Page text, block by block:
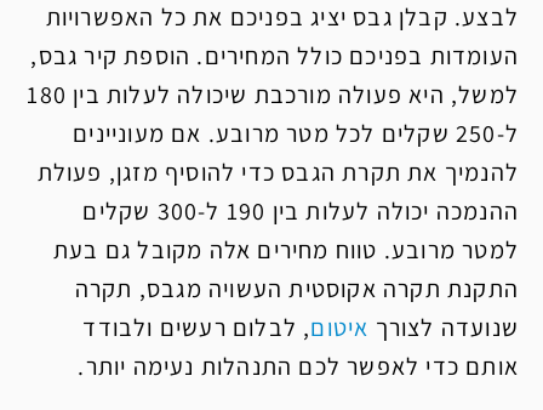
לבצע. קבלן גבס יציג בפניכם את כל האפשרויות
העומדות בפניכם כולל המחירים. הוספת קיר גבס,
למשל, היא פעולה מורכבת שיכולה לעלות בין 180
ל-250 שקלים לכל מטר מרובע. אם מעוניינים
להנמיך את תקרת הגבס כדי להוסיף מזגן, פעולת
ההנמכה יכולה לעלות בין 190 ל-300 שקלים
למטר מרובע. טווח מחירים אלה מקובל גם בעת
התקנת תקרה אקוסטית העשויה מגבס, תקרה
שנועדה לצורך איטום, לבלום רעשים ולבודד
אותם כדי לאפשר לכם התנהלות נעימה יותר.